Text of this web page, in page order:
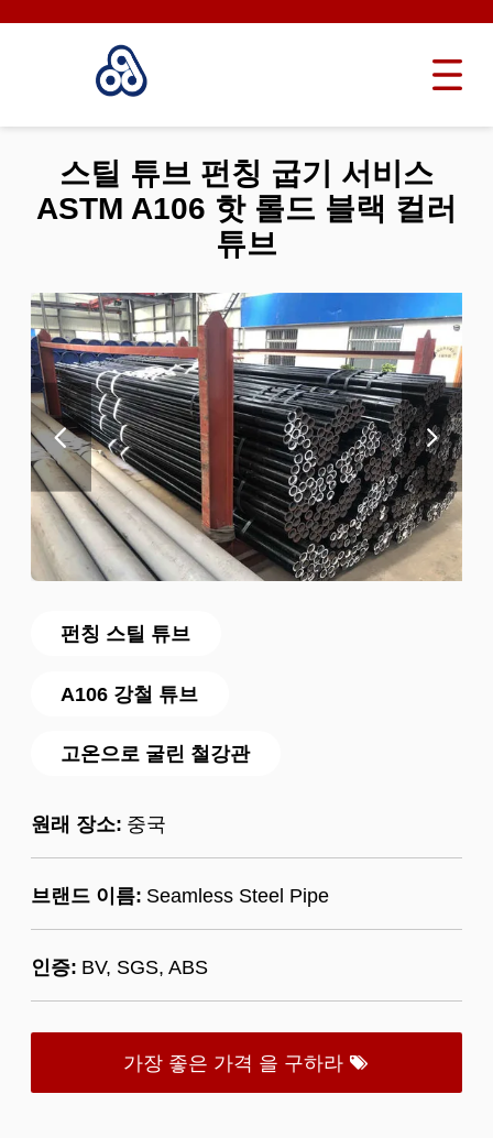
펀칭 스틸 튜브
A106 강철 튜브
고온으로 굴린 철강관
원래 장소: 중국
브랜드 이름: Seamless Steel Pipe
인증: BV, SGS, ABS
가장 좋은 가격 을 구하라
스틸 튜브 펀칭 굽기 서비스
ASTM A106 핫 롤드 블랙 컬러
튜브